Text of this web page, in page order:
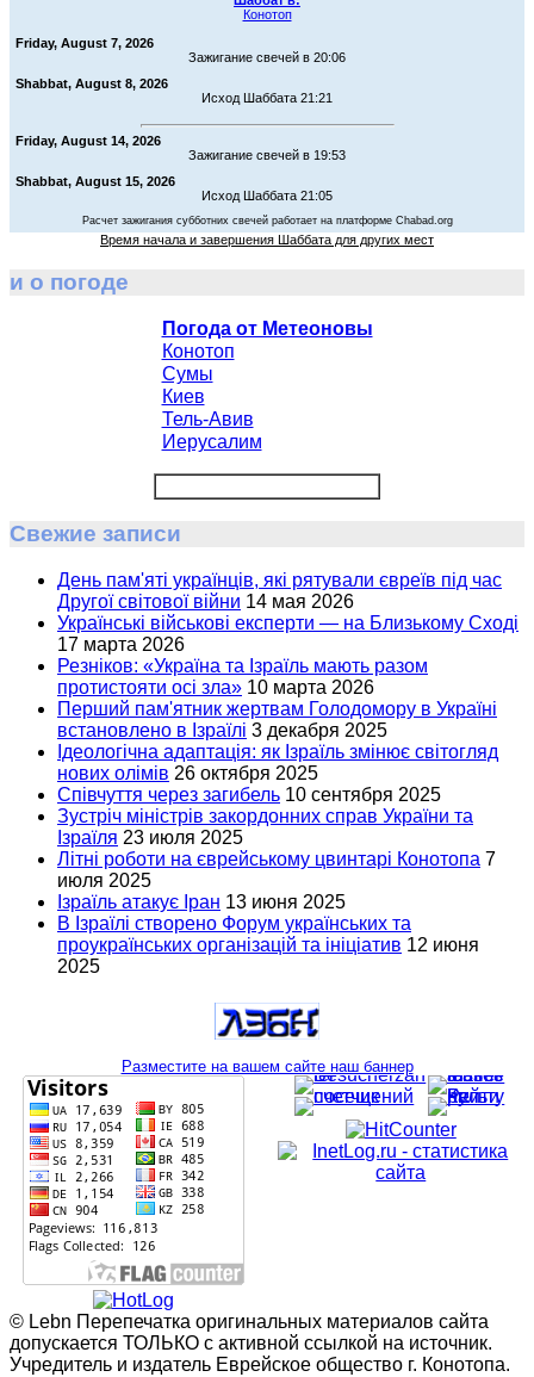
Конотоп
Friday, August 7, 2026
Зажигание свечей в 20:06
Shabbat, August 8, 2026
Исход Шаббата 21:21
Friday, August 14, 2026
Зажигание свечей в 19:53
Shabbat, August 15, 2026
Исход Шаббата 21:05
Расчет зажигания субботних свечей работает на платформе Chabad.org
Время начала и завершения Шаббата для других мест
и о погоде
Погода от Метеоновы
Конотоп
Сумы
Киев
Тель-Авив
Иерусалим
Свежие записи
День пам'яті українців, які рятували євреїв під час
Другої світової війни 14 мая 2026
Українські військові експерти — на Близькому Сході
17 марта 2026
Резніков: «Україна та Ізраїль мають разом
протистояти осі зла» 10 марта 2026
Перший пам'ятник жертвам Голодомору в Україні
встановлено в Ізраїлі 3 декабря 2025
Ідеологічна адаптація: як Ізраїль змінює світогляд
нових олімів 26 октября 2025
Співчуття через загибель 10 сентября 2025
Зустріч міністрів закордонних справ України та
Ізраїля 23 июля 2025
Літні роботи на єврейському цвинтарі Конотопа 7
июля 2025
Ізраїль атакує Іран 13 июня 2025
В Ізраїлі створено Форум українських та
проукраїнських організацій та ініціатив 12 июня
2025
Разместите на вашем сайте наш баннер
© Lebn Перепечатка оригинальных материалов сайта
допускается ТОЛЬКО с активной ссылкой на источник.
Учредитель и издатель Еврейское общество г. Конотопа.